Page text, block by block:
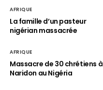
AFRIQUE
La famille d’un pasteur
nigérian massacrée
AFRIQUE
Massacre de 30 chrétiens à
Naridon au Nigéria